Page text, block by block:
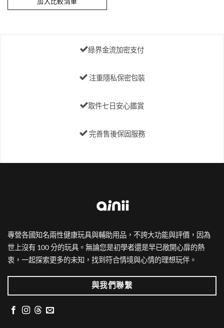
綠界金流加密支付
注重隱私保密包裝
取件七日安心鑑賞
完善售後保固服務
專營各國知名兩性健康玩具與輔助用品，不誇大功能與評價，因為
世上沒有 100 分的玩具。無論您是初學者還是早已敞開心扉的熱
衷，一起探索更多的未知，找到符合情境與心情的理想玩伴。
與我們聯繫